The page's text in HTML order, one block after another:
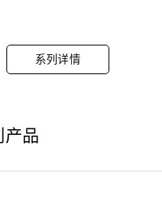
系列详情
产品